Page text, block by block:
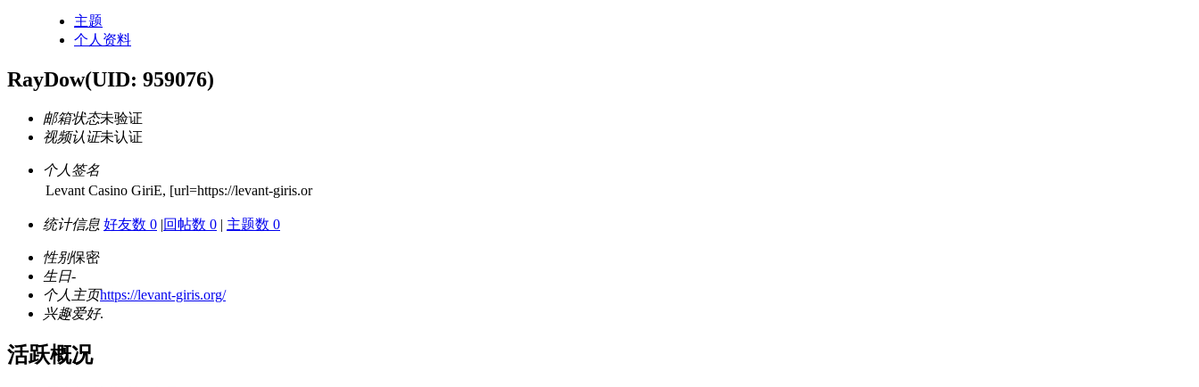
主题
个人资料
RayDow(UID: 959076)
邮箱状态未验证
视频认证未认证
个人签名
Levant Casino GiriЕ, [url=https://levant-giris.or
统计信息 好友数 0 |回帖数 0 | 主题数 0
性别保密
生日-
个人主页https://levant-giris.org/
兴趣爱好.
活跃概况